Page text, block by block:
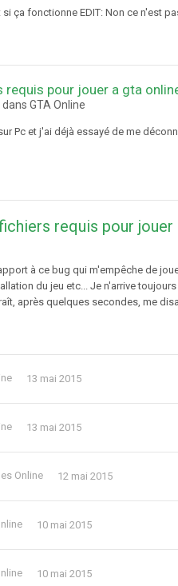
ça fonctionne EDIT: Non ce n'est
pour jouer a gta
GTA Online
Pc et j'ai déjà essayé de me
requis pour jouer
à ce bug qui m'empêche de
du jeu etc... Je n'arrive
après quelques secondes, me
13 mai 2015
13 mai 2015
Online 12 mai 2015
10 mai 2015
10 mai 2015